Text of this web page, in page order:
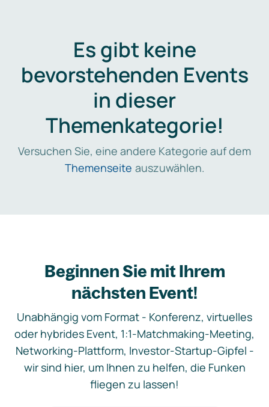
Es gibt keine
bevorstehenden Events
in dieser
Themenkategorie!
Versuchen Sie, eine andere Kategorie auf dem
Themenseite auszuwählen.
Beginnen Sie mit Ihrem
nächsten Event!
Unabhängig vom Format - Konferenz, virtuelles
oder hybrides Event, 1:1-Matchmaking-Meeting,
Networking-Plattform, Investor-Startup-Gipfel -
wir sind hier, um Ihnen zu helfen, die Funken
fliegen zu lassen!